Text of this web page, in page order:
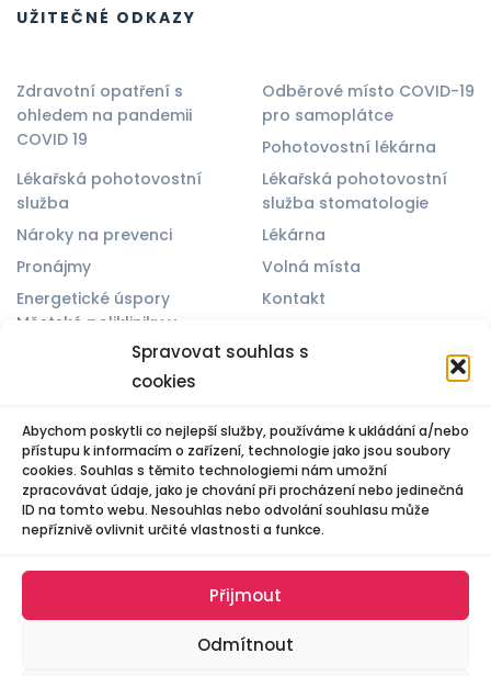
Spravovat souhlas s
cookies
Abychom poskytli co nejlepší služby, používáme k ukládání a/nebo
přístupu k informacím o zařízení, technologie jako jsou soubory
cookies. Souhlas s těmito technologiemi nám umožní
zpracovávat údaje, jako je chování při procházení nebo jedinečná
ID na tomto webu. Nesouhlas nebo odvolání souhlasu může
nepříznivě ovlivnit určité vlastnosti a funkce.
Přijmout
Odmítnout
UŽITEČNÉ ODKAZY
Zdravotní opatření s
ohledem na pandemii
COVID 19
Odběrové místo COVID-19
pro samoplátce
Pohotovostní lékárna
Lékařská pohotovostní
služba
Lékařská pohotovostní
služba stomatologie
Nároky na prevenci
Lékárna
Pronájmy
Volná místa
Energetické úspory
Městské polikliniky v
Kontakt
Spravovat souhlas
© 2025 Všechna práva vyhrazena. Vytvořil Michael Bíreš